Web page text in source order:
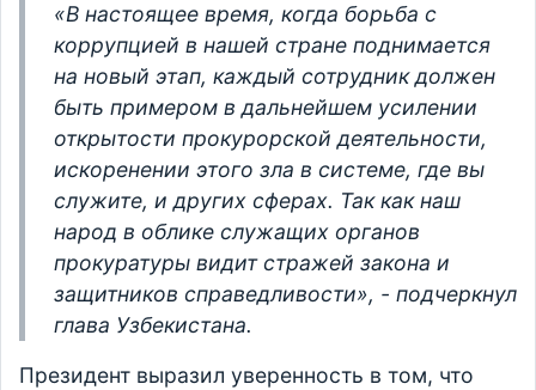
«В настоящее время, когда борьба с
коррупцией в нашей стране поднимается
на новый этап, каждый сотрудник должен
быть примером в дальнейшем усилении
открытости прокурорской деятельности,
искоренении этого зла в системе, где вы
служите, и других сферах. Так как наш
народ в облике служащих органов
прокуратуры видит стражей закона и
защитников справедливости», - подчеркнул
глава Узбекистана.
Президент выразил уверенность в том, что